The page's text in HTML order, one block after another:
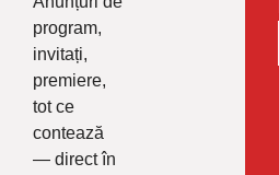
program,
invitați,
premiere,
tot ce
contează
— direct în